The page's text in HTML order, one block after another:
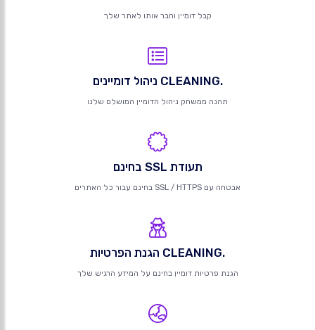
קבל דומיין וחבר אותו לאתר שלך
.CLEANING ניהול דומיינים
תהנה ממשחק ניהול הדומיין המושלם שלנו
תעודת SSL בחינם
אבטחה עם SSL / HTTPS בחינם עבור כל האתרים
.CLEANING הגנת הפרטיות
הגנת פרטיות דומיין בחינם על המידע הרגיש שלך